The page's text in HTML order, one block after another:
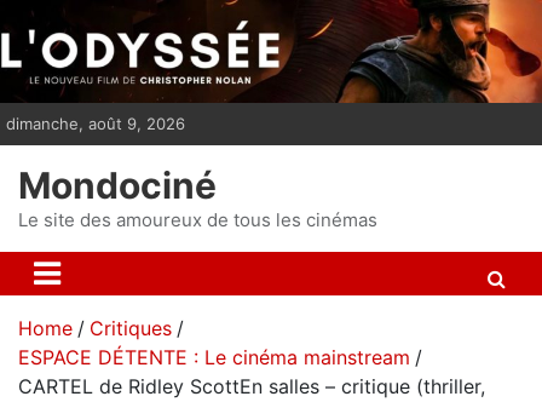
i
p
t
n
dimanche, août 9, 2026
Mondociné
Le site des amoureux de tous les cinémas
Home
Critiques
ESPACE DÉTENTE : Le cinéma mainstream
CARTEL de Ridley ScottEn salles – critique (thriller,